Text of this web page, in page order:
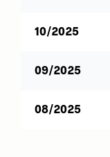
10/2025
09/2025
08/2025